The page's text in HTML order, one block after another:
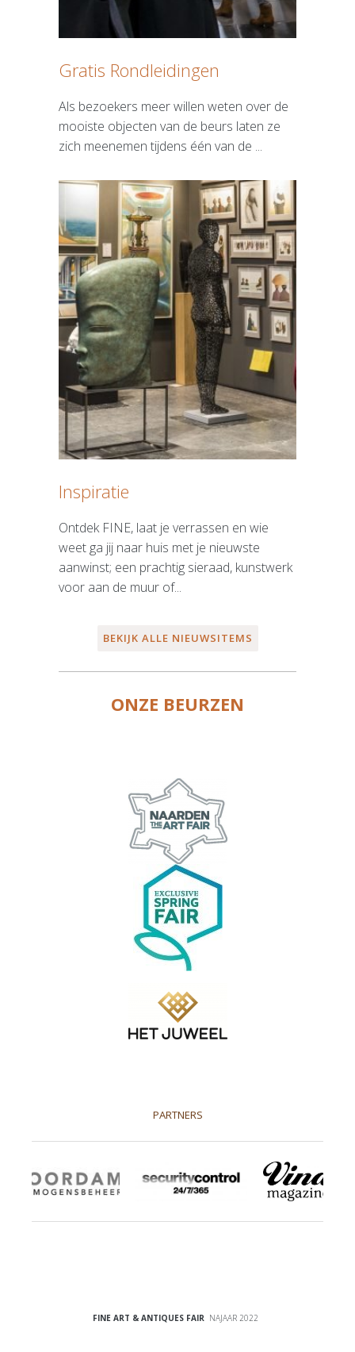
Gratis Rondleidingen
Als bezoekers meer willen weten over de
mooiste objecten van de beurs laten ze
zich meenemen tijdens één van de ...
Inspiratie
Ontdek FINE, laat je verrassen en wie
weet ga jij naar huis met je nieuwste
aanwinst; een prachtig sieraad, kunstwerk
voor aan de muur of...
BEKIJK ALLE NIEUWSITEMS
ONZE BEURZEN
PARTNERS
FINE ART & ANTIQUES FAIR NAJAAR 2022